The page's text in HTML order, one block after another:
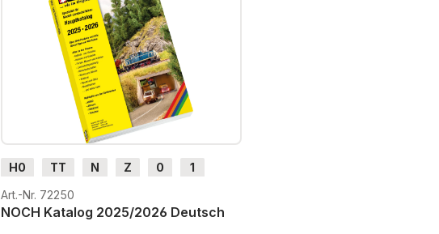
H0 TT N Z 0
1
G
H0m
Art.-Nr. 72250
NOCH Katalog 2025/2026 Deutsch